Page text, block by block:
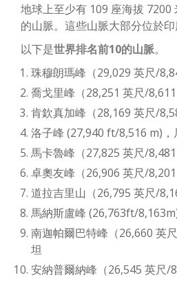
地球上至少有 109 座海拔 7200
的山脈。這些山脈大部分位於印
以下是世界排名前10的山脈。
珠穆朗瑪峰（29,029 英尺/
喬戈里峰（28,251 英尺/
肯欽真加峰（28,169 英尺/
洛子峰 (27,940 ft/8,516 m)，
馬卡魯峰（27,825 英尺/
卓奧友峰（26,906 英尺/
道拉吉里山（26,795 英尺/
馬納斯盧峰 (26,763ft/
南迦帕爾巴特峰（26,660 英
坦
安納普爾納峰（26,545 英尺/